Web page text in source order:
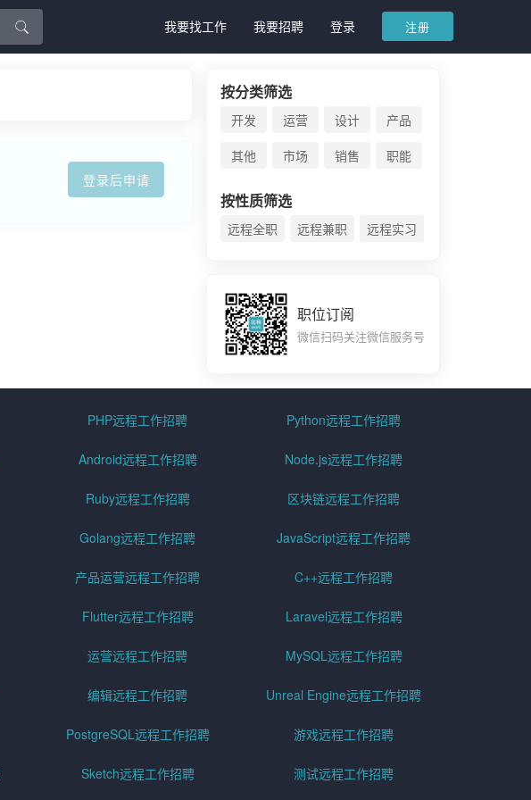
我要找工作 我要招聘 登录 注册
登录后申请
按分类筛选
开发 运营 设计
产品
其他
市场 销售 职能
按性质筛选
远程全职 远程兼职 远程实习
职位订阅
微信扫码关注微信服务号
PHP远程工作招聘 Python远程工作招聘
Android远程工作招聘 Node.js远程工作招聘
Ruby远程工作招聘 区块链远程工作招聘
Golang远程工作招聘 JavaScript远程工作招聘
产品运营远程工作招聘 C++远程工作招聘
Flutter远程工作招聘 Laravel远程工作招聘
运营远程工作招聘 MySQL远程工作招聘
编辑远程工作招聘 Unreal Engine远程工作招聘
PostgreSQL远程工作招聘 游戏远程工作招聘
Sketch远程工作招聘 测试远程工作招聘